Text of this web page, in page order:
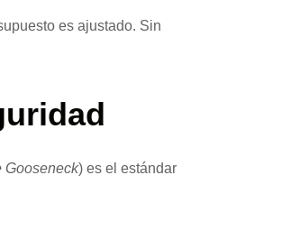
es ajustado. Sin
Gooseneck) es el estándar